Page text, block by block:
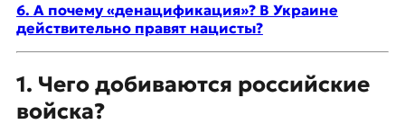
с
к
а
ж
у
6. А почему «денацификация»? В Украине
действительно правят нацисты?
1. Чего добиваются российские
войска?